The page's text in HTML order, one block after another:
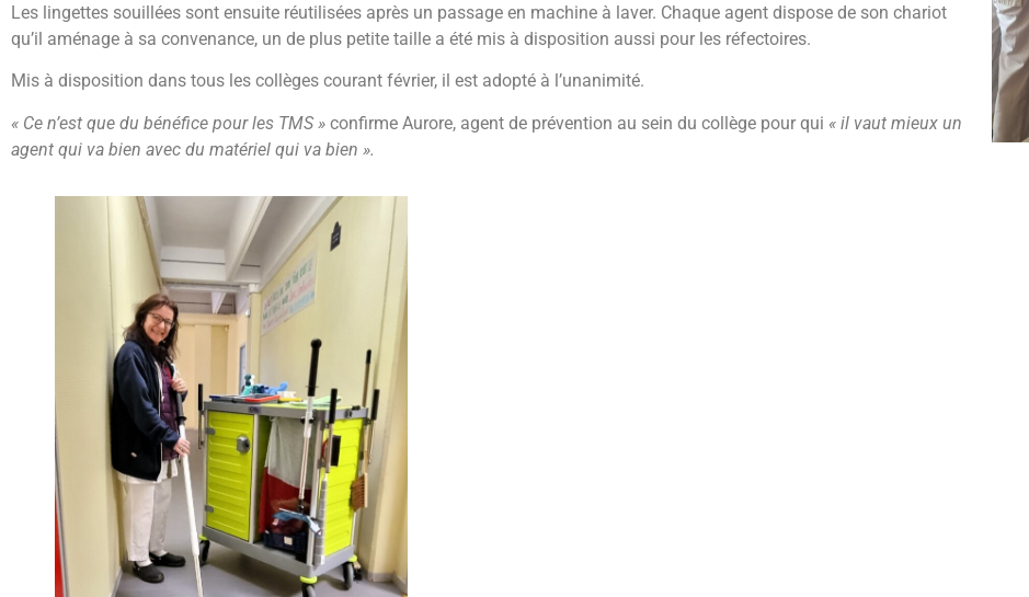
Les lingettes souillées sont ensuite réutilisées après un passage en machine à laver. Chaque agent dispose de son chariot
qu’il aménage à sa convenance, un de plus petite taille a été mis à disposition aussi pour les réfectoires.
Mis à disposition dans tous les collèges courant février, il est adopté à l’unanimité.
« Ce n’est que du bénéfice pour les TMS » confirme Aurore, agent de prévention au sein du collège pour qui « il vaut mieux un
agent qui va bien avec du matériel qui va bien ».